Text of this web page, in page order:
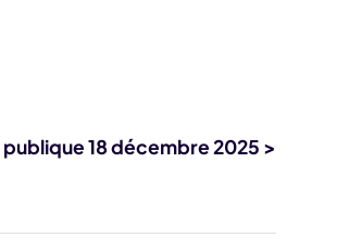
publique 18 décembre 2025 >